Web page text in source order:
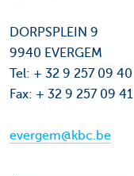
DORPSPLEIN 9
9940 EVERGEM
Tel: + 32 9 257 09 40
Fax: + 32 9 257 09 41
evergem@kbc.be